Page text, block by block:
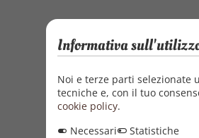
Informativa
Noi e terze parti selezionate
tecniche e, con il tuo
cookie policy.
Necessari
Statistiche